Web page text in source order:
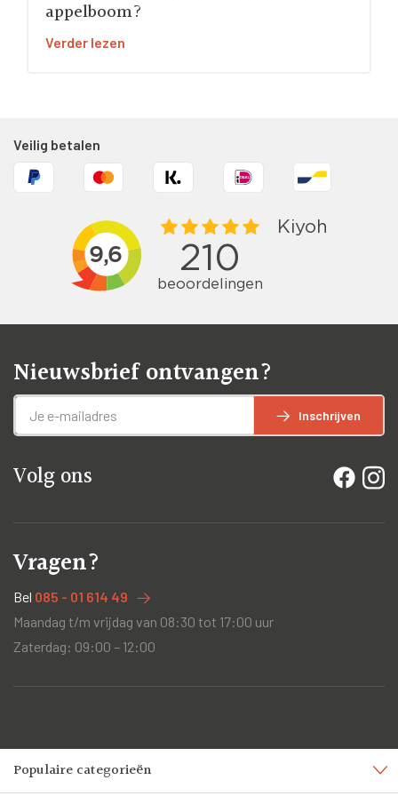
appelboom?
Verder lezen
Veilig betalen
Nieuwsbrief ontvangen?
Inschrijven
Volg ons
Vragen?
Bel 085 - 01 614 49
Maandag t/m vrijdag van 08:30 tot 17:00 uur
Zaterdag: 09:00 – 12:00
Populaire categorieën